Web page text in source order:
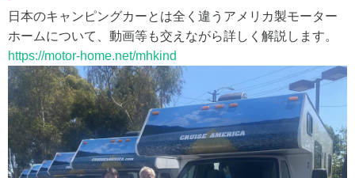
日本のキャンピングカーとは全く違うアメリカ製モーター
ホームについて、動画等も交えながら詳しく解説します。
https://motor-home.net/mhkind